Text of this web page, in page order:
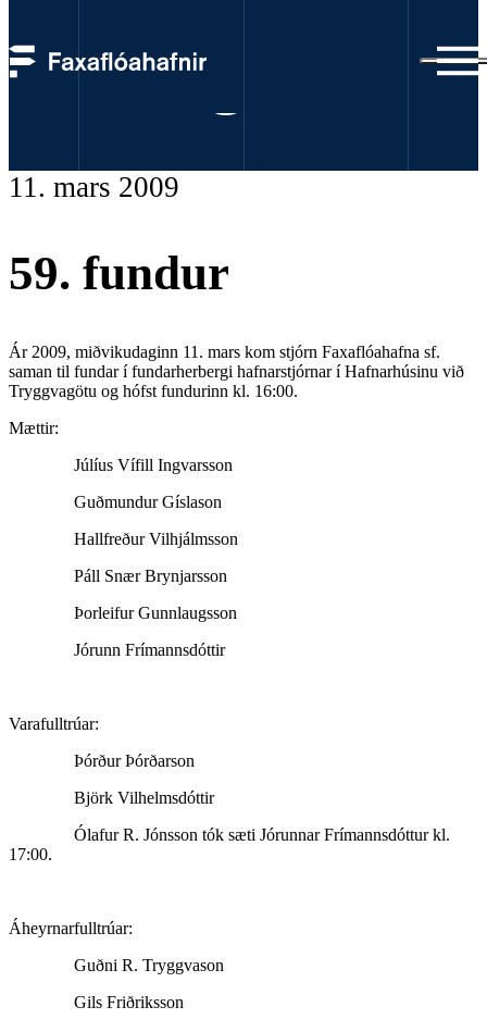
Fundargerðir
11. mars 2009
59. fundur
Ár 2009, miðvikudaginn 11. mars kom stjórn Faxaflóahafna sf.
saman til fundar í fundarherbergi hafnarstjórnar í Hafnarhúsinu við
Tryggvagötu og hófst fundurinn kl. 16:00.
Mættir:
Júlíus Vífill Ingvarsson
Guðmundur Gíslason
Hallfreður Vilhjálmsson
Páll Snær Brynjarsson
Þorleifur Gunnlaugsson
Jórunn Frímannsdóttir
Varafulltrúar:
Þórður Þórðarson
Björk Vilhelmsdóttir
Ólafur R. Jónsson tók sæti Jórunnar Frímannsdóttur kl.
17:00.
Áheyrnarfulltrúar:
Guðni R. Tryggvason
Gils Friðriksson